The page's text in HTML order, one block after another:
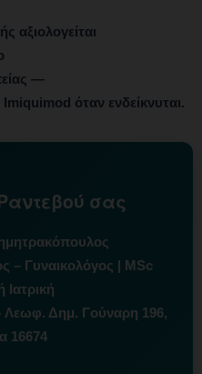
αξιολογείται
—
όταν ενδείκνυται.
σας
– Γυναικολόγος | MSc
Ιατρική
Δημ. Γούναρη 196,
16674